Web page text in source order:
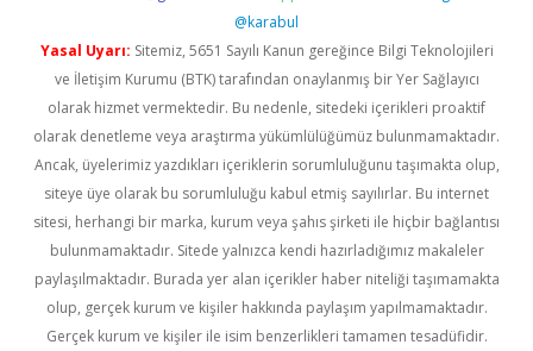
@karabul
Yasal Uyarı: Sitemiz, 5651 Sayılı Kanun gereğince Bilgi Teknolojileri
ve İletişim Kurumu (BTK) tarafından onaylanmış bir Yer Sağlayıcı
olarak hizmet vermektedir. Bu nedenle, sitedeki içerikleri proaktif
olarak denetleme veya araştırma yükümlülüğümüz bulunmamaktadır.
Ancak, üyelerimiz yazdıkları içeriklerin sorumluluğunu taşımakta olup,
siteye üye olarak bu sorumluluğu kabul etmiş sayılırlar. Bu internet
sitesi, herhangi bir marka, kurum veya şahıs şirketi ile hiçbir bağlantısı
bulunmamaktadır. Sitede yalnızca kendi hazırladığımız makaleler
paylaşılmaktadır. Burada yer alan içerikler haber niteliği taşımamakta
olup, gerçek kurum ve kişiler hakkında paylaşım yapılmamaktadır.
Gerçek kurum ve kişiler ile isim benzerlikleri tamamen tesadüfidir.